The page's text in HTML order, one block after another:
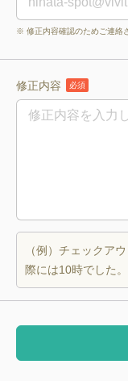
※ 修正内容確認のためご連絡
修正内容 必須
（例）チェックア
際には10時でした。